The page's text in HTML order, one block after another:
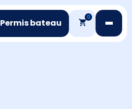
Permis bateau
0